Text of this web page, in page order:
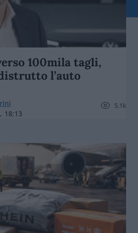
100mila tagli,
l’auto
18:13
5.1k